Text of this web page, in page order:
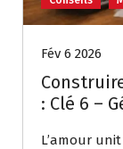
Fév 6 2026
: Clé 6 –
L’amour